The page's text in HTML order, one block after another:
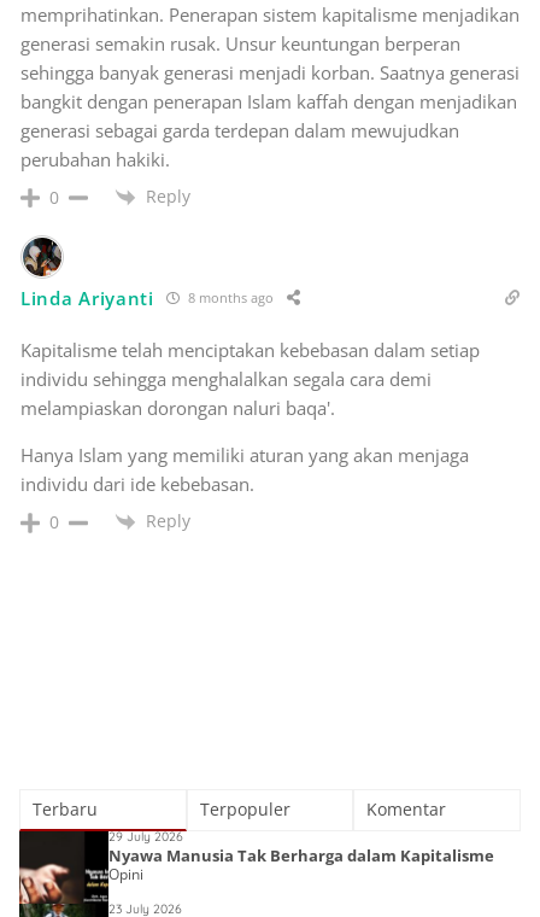
memprihatinkan. Penerapan sistem kapitalisme menjadikan
generasi semakin rusak. Unsur keuntungan berperan
sehingga banyak generasi menjadi korban. Saatnya generasi
bangkit dengan penerapan Islam kaffah dengan menjadikan
generasi sebagai garda terdepan dalam mewujudkan
perubahan hakiki.
0 Reply
Linda Ariyanti 8 months ago
Kapitalisme telah menciptakan kebebasan dalam setiap
individu sehingga menghalalkan segala cara demi
melampiaskan dorongan naluri baqa'.
Hanya Islam yang memiliki aturan yang akan menjaga
individu dari ide kebebasan.
0 Reply
Terbaru Terpopuler Komentar
29 July 2026
Nyawa Manusia Tak Berharga dalam Kapitalisme
Opini
23 July 2026